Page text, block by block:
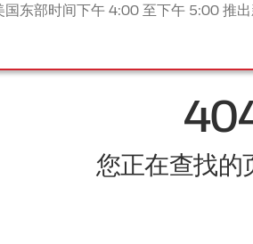
东部时间下午 4:00 至下午 5:00 推
您正在查找的